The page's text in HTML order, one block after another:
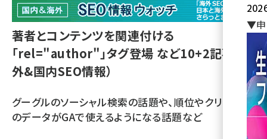
seo (3526)
ai (2807)
youtube (2434)
セミナー (2307)
著者とコンテンツを関連付ける
「rel="author"」タグ登場 など10+2記事（海
外&国内SEO情報）
グーグルのソーシャル検索の話題や、順位やクリック率
のデータがGAで使えるようになる話題など
▼申